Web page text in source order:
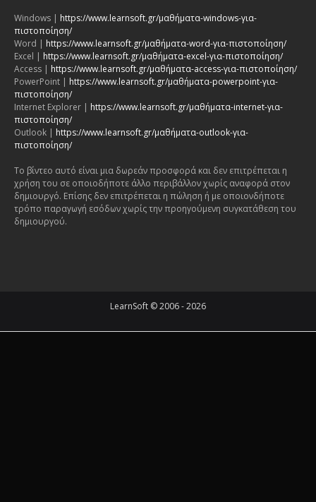
Windows | https://www.learnsoft.gr/μαθήματα-windows-για-
πιστοποίηση/
Word | https://www.learnsoft.gr/μαθήματα-word-για-πιστοποίηση/
Excel | https://www.learnsoft.gr/μαθήματα-excel-για-πιστοποίηση/
Access | https://www.learnsoft.gr/μαθήματα-access-για-πιστοποίηση/
PowerPoint | https://www.learnsoft.gr/μαθήματα-powerpoint-για-
πιστοποίηση/
Internet Explorer | https://www.learnsoft.gr/μαθήματα-internet-για-
πιστοποίηση/
Outlook | https://www.learnsoft.gr/μαθήματα-outlook-για-
πιστοποίηση/
Το βίντεο αυτό είναι μια δωρεάν προσφορά και δεν επιτρέπεται η
χρήση του σε οποιοδήποτε άλλο περιβάλλον χωρίς αναφορά στον
δημιουργό. Επίσης δεν επιτρέπεται η πώληση ή με οποιονδήποτε
τρόπο παραγωγή εσόδων χωρίς την προηγούμενη συγκατάθεση του
δημιουργού.
LearnSoft © 2006 - 2026